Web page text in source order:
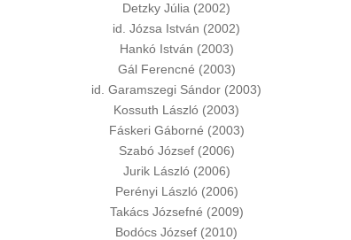
Detzky Júlia (2002)
id. Józsa István (2002)
Hankó István (2003)
Gál Ferencné (2003)
id. Garamszegi Sándor (2003)
Kossuth László (2003)
Fáskeri Gáborné (2003)
Szabó József (2006)
Jurik László (2006)
Perényi László (2006)
Takács Józsefné (2009)
Bodócs József (2010)